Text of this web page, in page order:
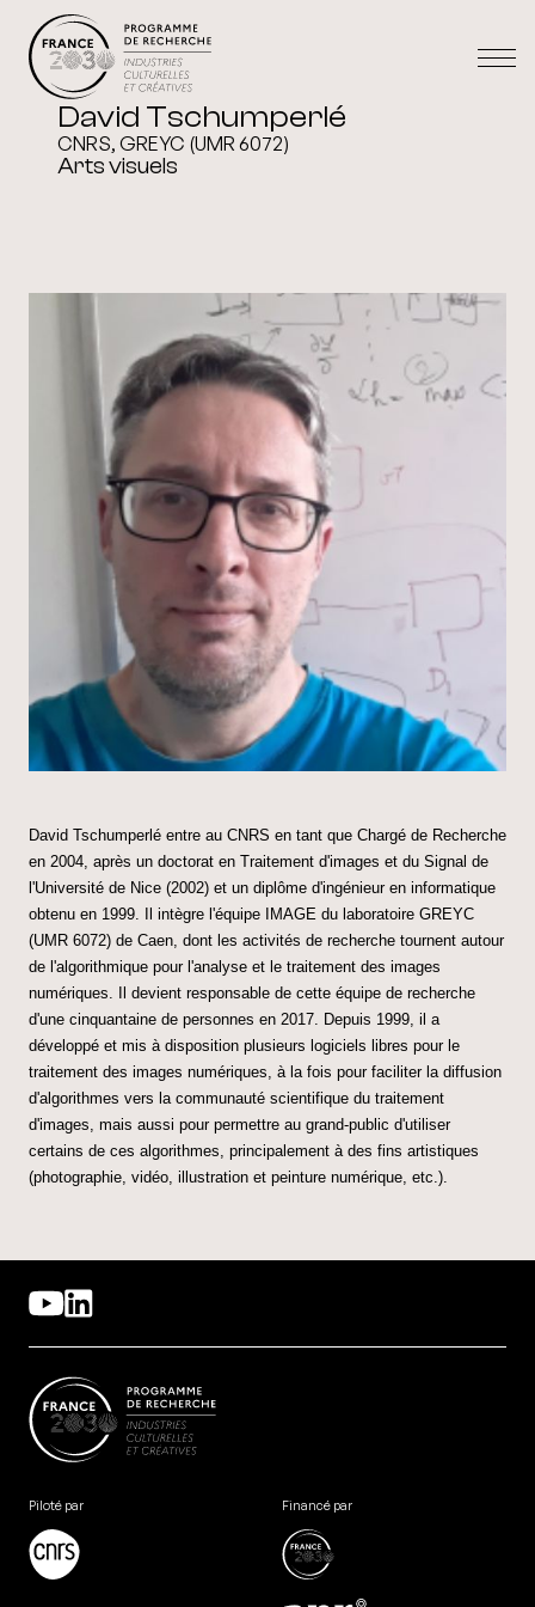
David Tschumperlé
CNRS, GREYC (UMR 6072)
Arts visuels
David Tschumperlé entre au CNRS en tant que Chargé de Recherche
en 2004, après un doctorat en Traitement d'images et du Signal de
l'Université de Nice (2002) et un diplôme d'ingénieur en informatique
obtenu en 1999. Il intègre l'équipe IMAGE du laboratoire GREYC
(UMR 6072) de Caen, dont les activités de recherche tournent autour
de l'algorithmique pour l'analyse et le traitement des images
numériques. Il devient responsable de cette équipe de recherche
d'une cinquantaine de personnes en 2017. Depuis 1999, il a
développé et mis à disposition plusieurs logiciels libres pour le
traitement des images numériques, à la fois pour faciliter la diffusion
d'algorithmes vers la communauté scientifique du traitement
d'images, mais aussi pour permettre au grand-public d'utiliser
certains de ces algorithmes, principalement à des fins artistiques
(photographie, vidéo, illustration et peinture numérique, etc.).
Piloté par Financé par